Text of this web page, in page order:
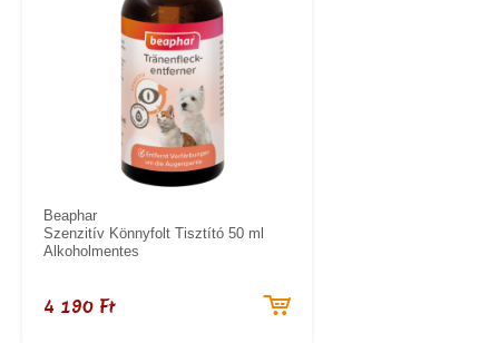
Beaphar
Szenzitív Könnyfolt Tisztító 50 ml
Alkoholmentes
4 190 Ft